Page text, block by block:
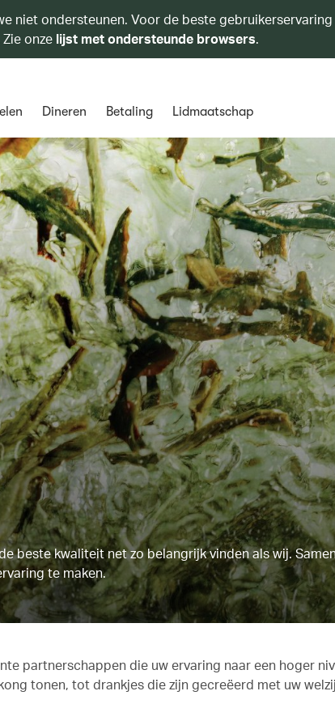
niet ondersteunen. Voor de beste
onze lijst met ondersteunde browsers.
Dineren Betaling Lidmaatschap
beste kwaliteit net zo belangrijk vinden als wij.
te maken.
partnerschappen die uw ervaring naar een hoger
tonen, tot drankjes die zijn gecreëerd met uw